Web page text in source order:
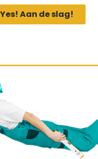
Yes! Aan de slag!